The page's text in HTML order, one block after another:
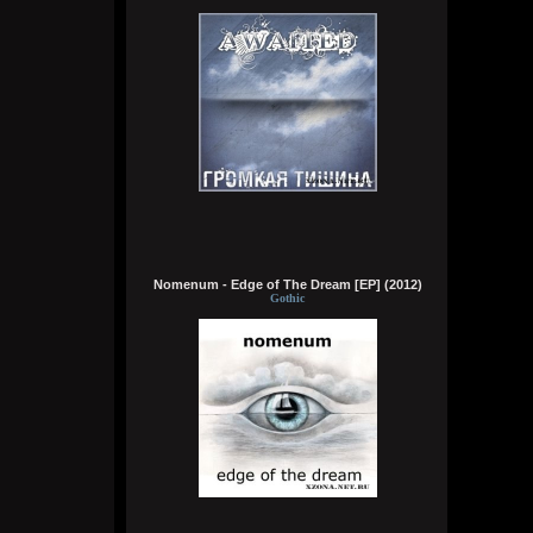
Wirtuozik
04:09:05
На острове Врангеля не хочу, там может
и тюлени лапочки. Зато полярники друг
ночи. Ну, они чтобы согреться и не
сдохнуть от тоски, поэтому можно их
04:06:13
Wirtuozik
04:05:37
Хочу жить на Соловках или на Валааме.
Вместе с монахами бухать и ебать
монашек. На Афоне не хочу. Они там без
баб живут, но при этом у них есть там
секс, по-любому
Nomenum - Edge of The Dream [EP] (2012)
Gothic